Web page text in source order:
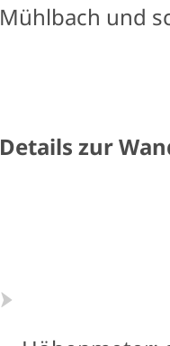
Mühlbach und
Details zur